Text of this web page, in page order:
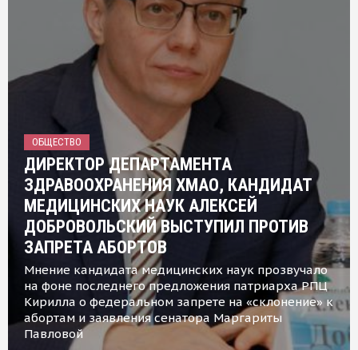
ОБЩЕСТВО
ДИРЕКТОР ДЕПАРТАМЕНТА
ЗДРАВООХРАНЕНИЯ ХМАО, КАНДИДАТ
МЕДИЦИНСКИХ НАУК АЛЕКСЕЙ
ДОБРОВОЛЬСКИЙ ВЫСТУПИЛ ПРОТИВ
ЗАПРЕТА АБОРТОВ
Мнение кандидата медицинских наук прозвучало
на фоне последнего предложения патриарха РПЦ
Кирилла о федеральном запрете на «склонение» к
абортам и заявления сенатора Маргариты
Павловой